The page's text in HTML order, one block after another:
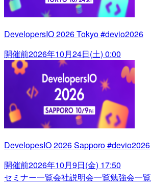
DevelopersIO 2026 Tokyo #devio2026
開催前2026年10月24日(土) 0:00
DevelopesIO 2026 Sapporo #devio2026
開催前2026年10月9日(金) 17:50
セミナー一覧会社説明会一覧勉強会一覧